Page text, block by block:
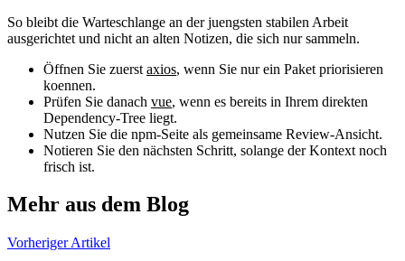
So bleibt die Warteschlange an der juengsten stabilen Arbeit
ausgerichtet und nicht an alten Notizen, die sich nur sammeln.
Öffnen Sie zuerst axios, wenn Sie nur ein Paket priorisieren
koennen.
Prüfen Sie danach vue, wenn es bereits in Ihrem direkten
Dependency-Tree liegt.
Nutzen Sie die npm-Seite als gemeinsame Review-Ansicht.
Notieren Sie den nächsten Schritt, solange der Kontext noch
frisch ist.
Mehr aus dem Blog
Vorheriger Artikel